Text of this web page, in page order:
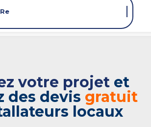
Recevez vot
votre projet et
des devis gratuit
locaux